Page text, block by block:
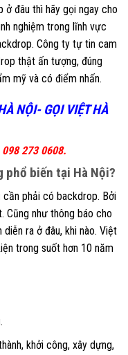
đâu thì hãy gọi ngay cho
nghiệm trong lĩnh vực
Công ty tự tin cam
thật ấn tượng, đúng
mỹ và có điểm nhấn.
NỘI- GỌI VIỆT HÀ
273 0608.
biến tại Hà Nội?
cần phải có backdrop. Bởi
Cũng như thông báo cho
ra ở đâu, khi nào. Việt
trong suốt hơn 10 năm
khởi công, xây dựng,